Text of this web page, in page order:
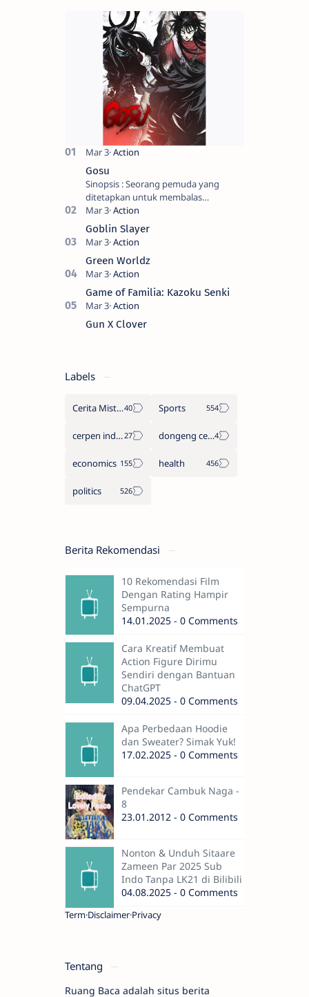
Gosu
Sinopsis : Seorang pemuda yang
ditetapkan untuk membalas
masternya, seorang seniman bela diri
kuat sekali yang dikhianati oleh anak
buahn…
Goblin Slayer
Green Worldz
Game of Familia: Kazoku Senki
Gun X Clover
Labels
Cerita Misteri Sports
cerpen indonesia dongeng cerita legenda
economics health
politics
Berita Rekomendasi
10 Rekomendasi Film
Dengan Rating Hampir
Sempurna
14.01.2025 - 0 Comments
Cara Kreatif Membuat
Action Figure Dirimu
Sendiri dengan Bantuan
ChatGPT
09.04.2025 - 0 Comments
Apa Perbedaan Hoodie
dan Sweater? Simak Yuk!
17.02.2025 - 0 Comments
Pendekar Cambuk Naga -
8
23.01.2012 - 0 Comments
Nonton & Unduh Sitaare
Zameen Par 2025 Sub
Indo Tanpa LK21 di Bilibili
04.08.2025 - 0 Comments
Term Disclaimer Privacy
Tentang
Ruang Baca adalah situs berita